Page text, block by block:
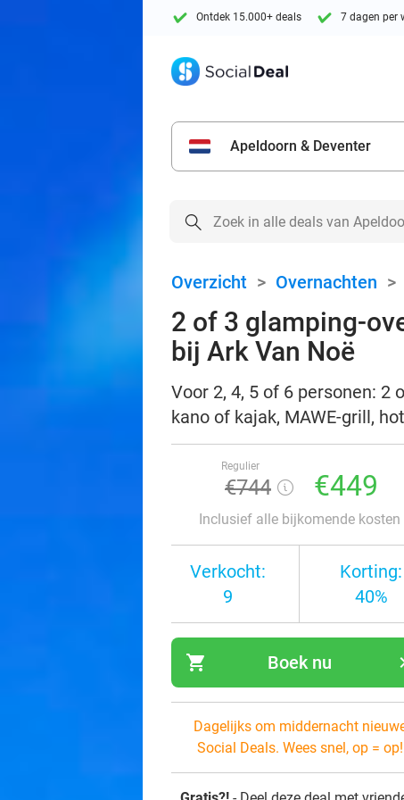
Ontdek 15.000+ deals 7 dagen per
Apeldoorn & Deventer
Overzicht > Overnachten >
2 of 3 glamping-
bij Ark Van Noë
Voor 2, 4, 5 of 6 personen:
kano of kajak, MAWE-grill,
Regulier
€744 €449
Inclusief alle bijkomende kosten
Verkocht:
9
Korting:
40%
shopping_cart Boek nu
Dagelijks om middernacht
Social Deals. Wees snel, op = op!